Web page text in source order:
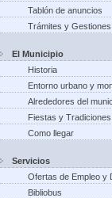
Tablón de anuncios
Trámites y Gestiones
El Municipio
Historia
Entorno urbano y
Alrededores del
Fiestas y Tradiciones
Como llegar
Servicios
Ofertas de Empleo y
Bibliobus